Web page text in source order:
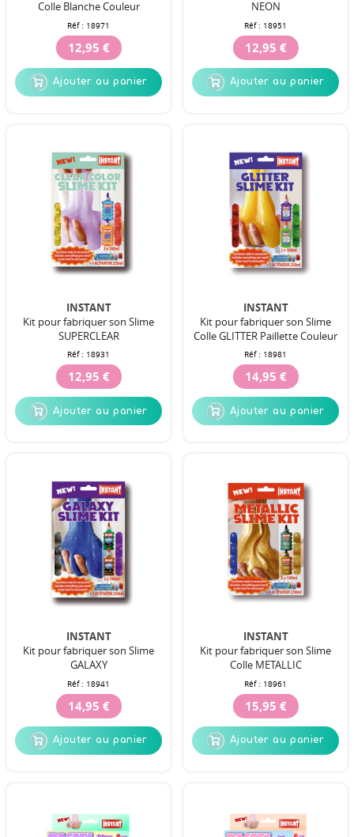
Colle Blanche Couleur
Réf : 18971
12,95 €
Ajouter au panier
NEON
Réf : 18951
12,95 €
Ajouter au panier
INSTANT
Kit pour fabriquer son Slime
SUPERCLEAR
Réf : 18931
12,95 €
Ajouter au panier
INSTANT
Kit pour fabriquer son Slime
Colle GLITTER Paillette Couleur
Réf : 18981
14,95 €
Ajouter au panier
INSTANT
Kit pour fabriquer son Slime
GALAXY
Réf : 18941
14,95 €
Ajouter au panier
INSTANT
Kit pour fabriquer son Slime
Colle METALLIC
Réf : 18961
15,95 €
Ajouter au panier